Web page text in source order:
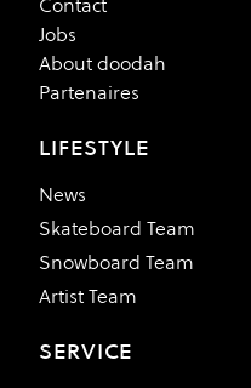
Jobs
About doodah
Partenaires
LIFESTYLE
News
Skateboard Team
Snowboard Team
Artist Team
SERVICE